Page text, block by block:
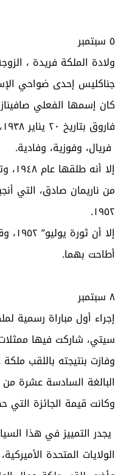
٥ سبتمبر
ولادة الملكة فريدة ،
جناكليس إحدى ضواحي
كان إسمها الفعلي
فريال، وفوزية، وفادية.
من ناريمان صادق، التي
١٩٥٢.
أطاحت بهما.
٨ سبتمبر
إجراء أول مباراة رسمية
سيتي، شاركت فيها
وفازت بنتيجته باللقب
البالغة السادسة عشرة من
وكانت قيمة الجائزة التي
يجدر التمييز في هذا
الولايات المتحدة